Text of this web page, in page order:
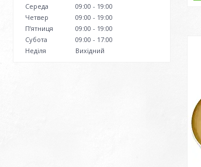
Середа
09:00
19:00
Четвер
09:00
19:00
Пʼятниця
09:00
19:00
Субота
09:00
17:00
Неділя
Вихідний